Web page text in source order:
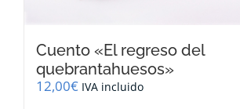
Cuento «El regreso del
quebrantahuesos»
12,00€ IVA incluido